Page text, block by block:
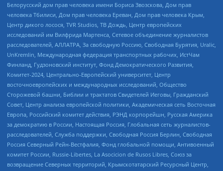
Белорусский дом прав человека имени Бориса Звозскова, Дом прав
человека Тбилиси, Дом прав человека Ереван, Дом прав человека Крым,
Центр дикого лосося, TVR Studios, ТВ Дождь, Центр европейских
исследований им Вилфрида Мартенса, Сетевое объединение журналистов
расследователей, АЛЛАТРА, За свободную Россию, Свободная Бурятия, Uralic,
UnKremlin, Международная федерация транспортных рабочих, ИстЧам
Финланд, Гудзоновский институт, Фонд Демократического Развития,
Комитет-2024, Центрально-Европейский университет, Центр
восточноевропейских и международных исследований, Общество
Сторожевой башни, Библии и трактатов Свидетелей Иеговы, Гражданский
Совет, Центр анализа европейской политики, Академическая сеть Восточная
Европа, Российский комитет действия, РЭНД корпорейшн, Русская Америка
за демократию в России, Настоящая Россия, Глобальная сеть журналистов-
расследователей, Служба поддержки, Свободная Россия Берлин, Свободная
Россия Северный Рейн-Вестфалия, Фонд глобальной помощи, Антивоенный
комитет России, Russie-Libertes, La Asocicion de Rusos Libres, Союз за
возвращение Северных территорий, Крымскотатарский Ресурсный Центр,